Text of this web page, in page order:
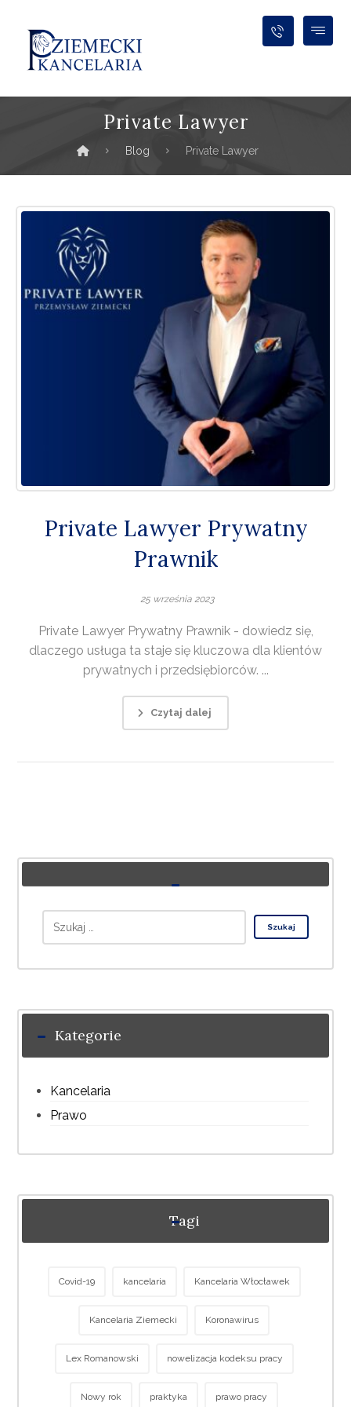
Private Lawyer
Blog Private Lawyer
Private Lawyer Prywatny
Prawnik
25 września 2023
Private Lawyer Prywatny Prawnik - dowiedz się,
dlaczego usługa ta staje się kluczowa dla klientów
prywatnych i przedsiębiorców. ...
Czytaj dalej
Kategorie
Kancelaria
Prawo
Tagi
Covid-19 kancelaria Kancelaria Włocławek
Kancelaria Ziemecki Koronawirus
Lex Romanowski nowelizacja kodeksu pracy
Nowy rok praktyka prawo pracy